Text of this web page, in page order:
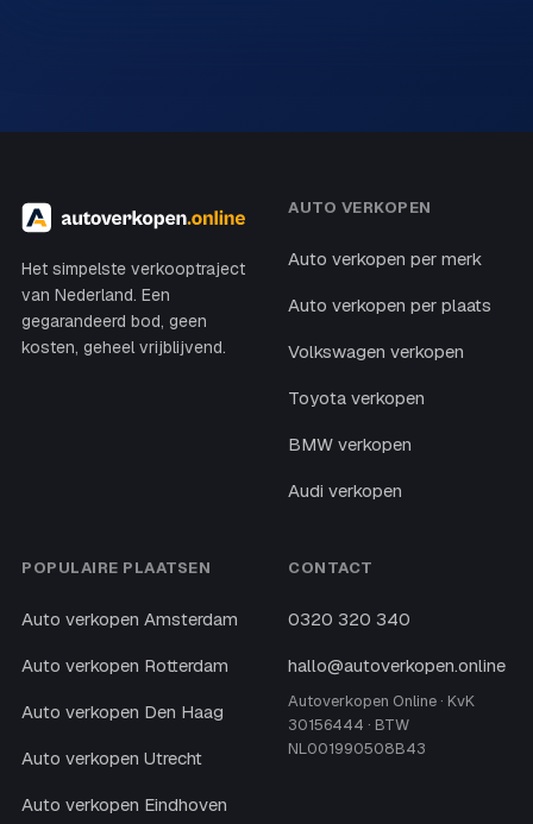
Het simpelste verkooptraject
van Nederland. Een
gegarandeerd bod, geen
kosten, geheel vrijblijvend.
AUTO VERKOPEN
Auto verkopen per merk
Auto verkopen per plaats
Volkswagen verkopen
Toyota verkopen
BMW verkopen
Audi verkopen
POPULAIRE PLAATSEN
Auto verkopen Amsterdam
Auto verkopen Rotterdam
Auto verkopen Den Haag
Auto verkopen Utrecht
Auto verkopen Eindhoven
CONTACT
0320 320 340
hallo@autoverkopen.online
Autoverkopen Online · KvK
30156444 · BTW
NL001990508B43